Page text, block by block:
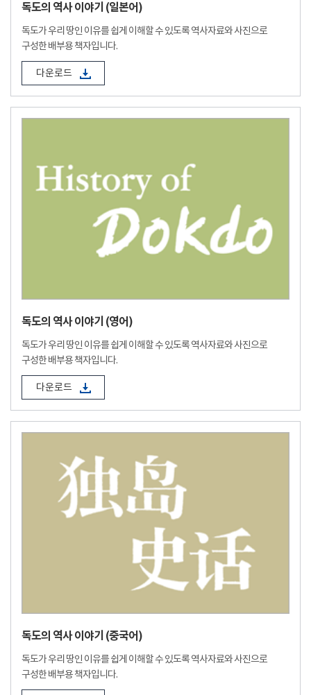
독도의 역사 이야기 (일본어)
독도가 우리 땅인 이유를 쉽게 이해할 수 있도록 역사자료와 사진으로
구성한 배부용 책자입니다.
다운로드
독도의 역사 이야기 (영어)
독도가 우리 땅인 이유를 쉽게 이해할 수 있도록 역사자료와 사진으로
구성한 배부용 책자입니다.
다운로드
독도의 역사 이야기 (중국어)
독도가 우리 땅인 이유를 쉽게 이해할 수 있도록 역사자료와 사진으로
구성한 배부용 책자입니다.